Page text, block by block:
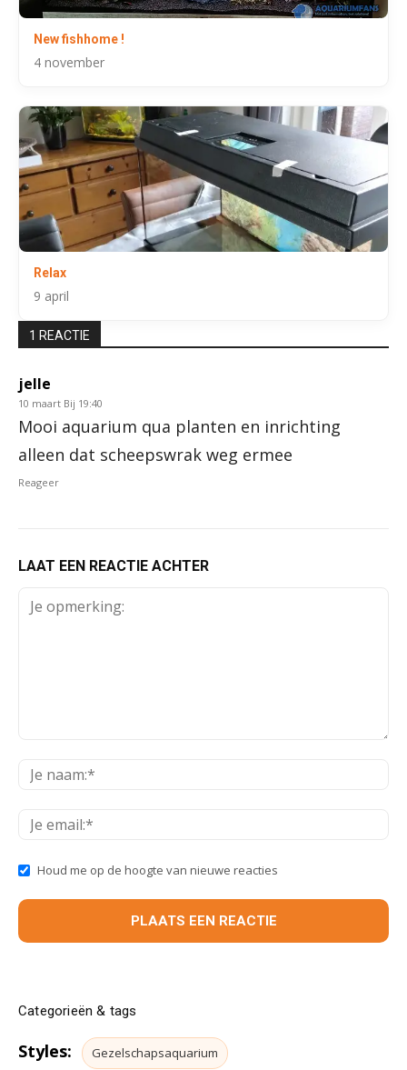
New fishhome !
4 november
Relax
9 april
1 REACTIE
jelle
10 maart Bij 19:40
Mooi aquarium qua planten en inrichting
alleen dat scheepswrak weg ermee
Reageer
LAAT EEN REACTIE ACHTER
Houd me op de hoogte van nieuwe reacties
Categorieën & tags
Styles: Gezelschapsaquarium